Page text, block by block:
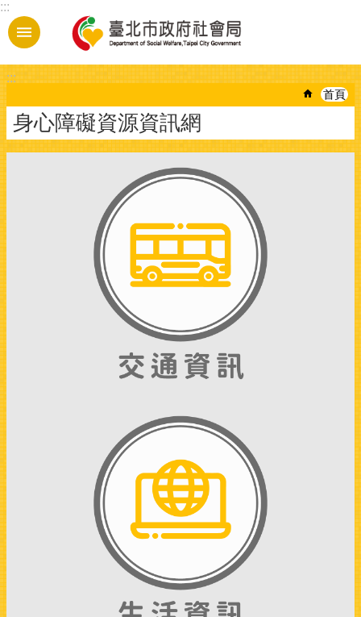
跳到主要內容區塊
:::
:::
首頁
身心障礙資源資訊網